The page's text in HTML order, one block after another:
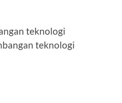
teknologi
teknologi